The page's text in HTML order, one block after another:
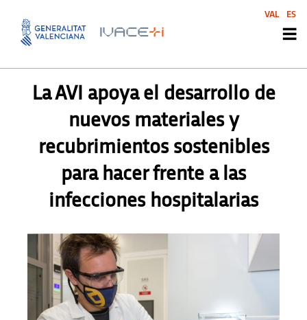
PRENSA
La AVI apoya el desarrollo de
nuevos materiales y
recubrimientos sostenibles
para hacer frente a las
infecciones hospitalarias
VAL ES